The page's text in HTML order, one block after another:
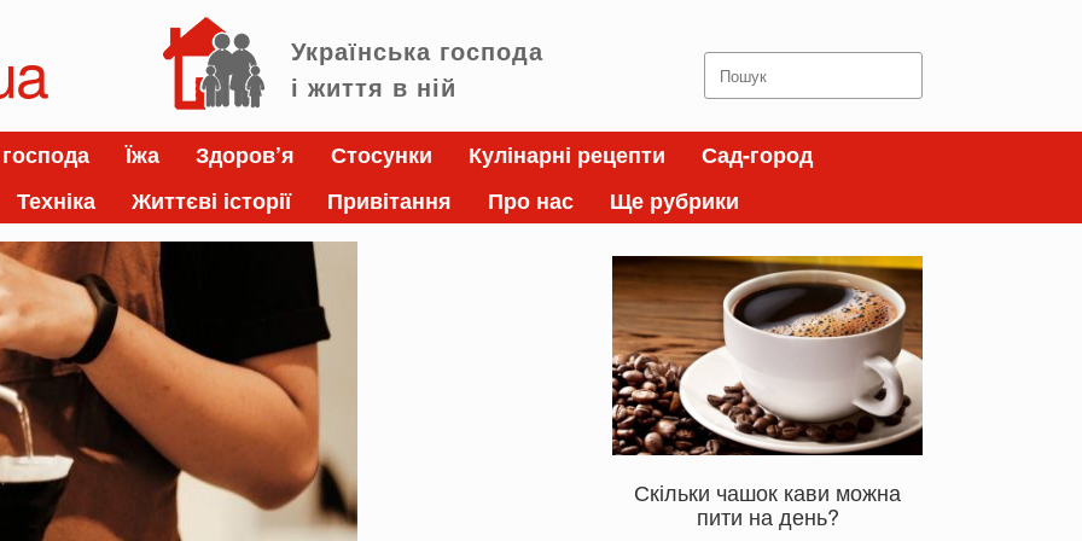
Українська господа
і життя в ній
Search
for:
Їжа Здоров’я Стосунки Кулінарні рецепти
Сад-город
Техніка Життєві історії Привітання Про нас Ще рубрики
Скільки чашок кави можна
пити на день?